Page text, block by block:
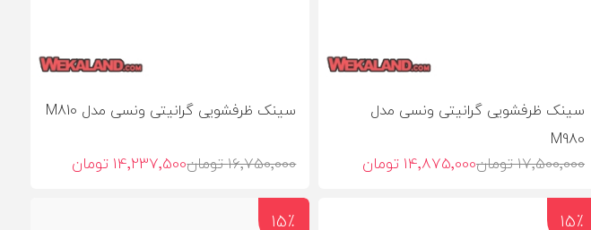
سینک ظرفشویی گرانیتی ونسی مدل
M980
17٬500٬000 تومان 14٬875٬000 تومان
سینک ظرفشویی گرانیتی ونسی مدل M810
16٬750٬000 تومان 14٬237٬500 تومان
15٪ 15٪